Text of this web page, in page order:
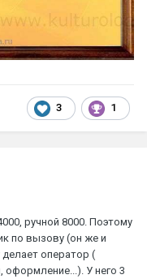
3 1
ручной 8000. Поэтому
по вызову (он же и
оператор (
У него 3